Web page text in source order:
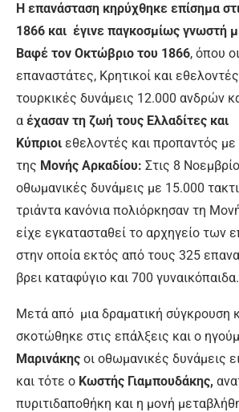
Η επανάσταση κηρύχθηκε επίσημα
1866 και έγινε παγκοσμίως γνωστή
Βαφέ τον Οκτώβριο του 1866, όπου
επαναστάτες, Κρητικοί και
τουρκικές δυνάμεις 12.000 ανδρών
α έχασαν τη ζωή τους Ελλαδίτες και
Κύπριοι εθελοντές και προπαντός
της Μονής Αρκαδίου: Στις 8
οθωμανικές δυνάμεις με 15.000
τριάντα κανόνια πολιόρκησαν τη
είχε εγκατασταθεί το αρχηγείο των
στην οποία εκτός από τους 325
βρει καταφύγιο και 700 γυναικόπαιδα.
Μετά από μια δραματική σύγκρουση
σκοτώθηκε στις επάλξεις και ο
Μαρινάκης οι οθωμανικές δυνάμεις
και τότε ο Κωστής Γιαμπουδάκης,
πυριτιδαποθήκη και η μονή